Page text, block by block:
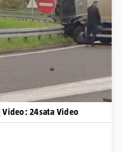
| Video: 24sata Video